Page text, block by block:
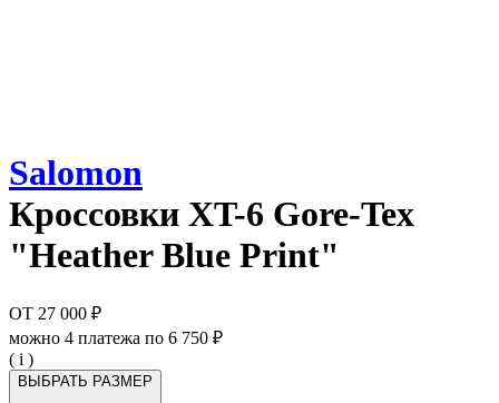
Salomon
Кроссовки XT-6 Gore-Tex
"Heather Blue Print"
ОТ 27 000 ₽
можно 4 платежа по 6 750 ₽
( i )
ВЫБРАТЬ РАЗМЕР